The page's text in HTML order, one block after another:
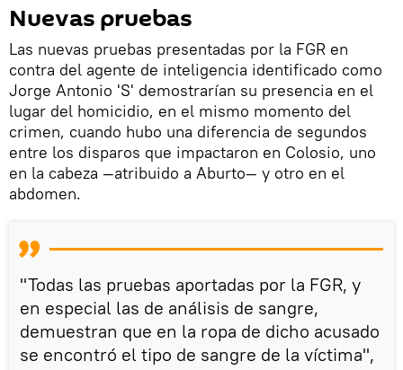
Nuevas pruebas
Las nuevas pruebas presentadas por la FGR en
contra del agente de inteligencia identificado como
Jorge Antonio 'S' demostrarían su presencia en el
lugar del homicidio, en el mismo momento del
crimen, cuando hubo una diferencia de segundos
entre los disparos que impactaron en Colosio, uno
en la cabeza —atribuido a Aburto— y otro en el
abdomen.
"Todas las pruebas aportadas por la FGR, y
en especial las de análisis de sangre,
demuestran que en la ropa de dicho acusado
se encontró el tipo de sangre de la víctima",